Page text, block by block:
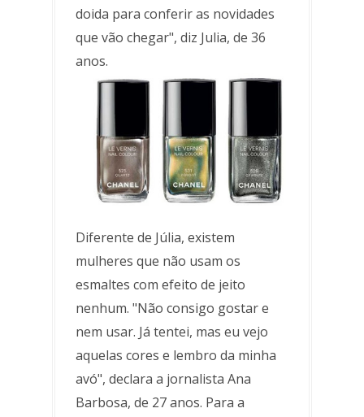
doida para conferir as novidades
que vão chegar", diz Julia, de 36
anos.
Diferente de Júlia, existem
mulheres que não usam os
esmaltes com efeito de jeito
nenhum. "Não consigo gostar e
nem usar. Já tentei, mas eu vejo
aquelas cores e lembro da minha
avó", declara a jornalista Ana
Barbosa, de 27 anos. Para a